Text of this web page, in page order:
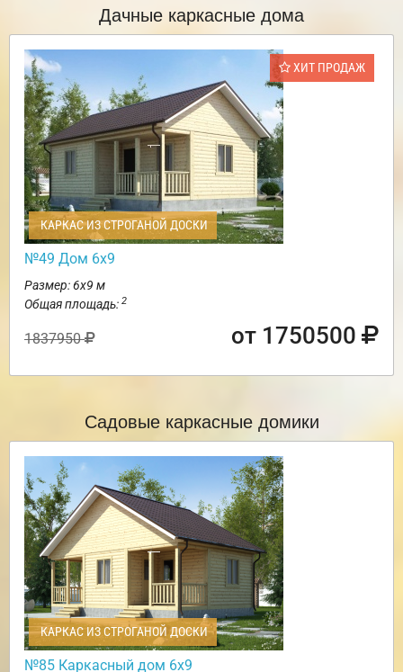
Дачные каркасные дома
ХИТ ПРОДАЖ
КАРКАС ИЗ СТРОГАНОЙ ДОСКИ
№49 Дом 6х9
Размер: 6х9 м
Общая площадь: 2
1837950 от 1750500
Садовые каркасные домики
КАРКАС ИЗ СТРОГАНОЙ ДОСКИ
№85 Каркасный дом 6х9